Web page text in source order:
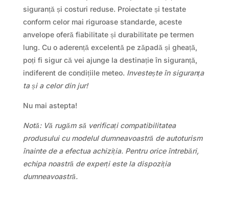
siguranță și costuri reduse. Proiectate și testate
conform celor mai riguroase standarde, aceste
anvelope oferă fiabilitate și durabilitate pe termen
lung. Cu o aderență excelentă pe zăpadă și gheață,
poți fi sigur că vei ajunge la destinație în siguranță,
indiferent de condițiile meteo. Investește în siguranța
ta și a celor din jur!
Nu mai astepta!
Notă: Vă rugăm să verificați compatibilitatea
produsului cu modelul dumneavoastră de autoturism
înainte de a efectua achiziția. Pentru orice întrebări,
echipa noastră de experți este la dispoziția
dumneavoastră.